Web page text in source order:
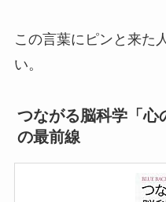
この言葉にピンと来た
い。
つながる脳科学「心
の最前線